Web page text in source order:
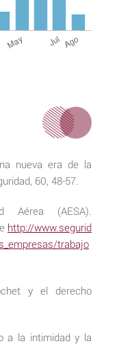
nueva era de la
60, 48-57.
Aérea (AESA).
http://www.segurid
trabajo
y el derecho
a la intimidad y la